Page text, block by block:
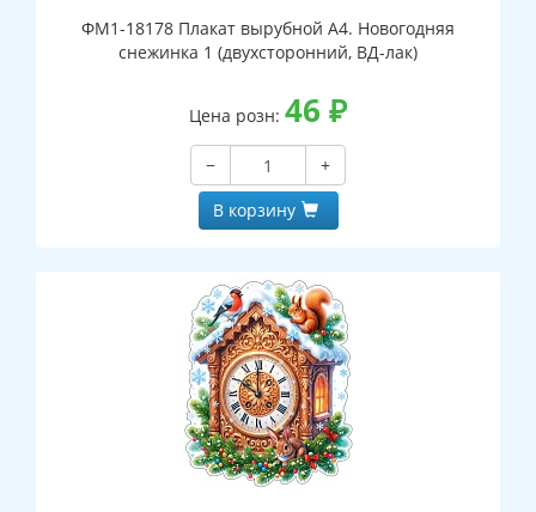
ФМ1-18178 Плакат вырубной А4. Новогодняя
снежинка 1 (двухсторонний, ВД-лак)
Цена розн: 46 ₽
−
+
В корзину